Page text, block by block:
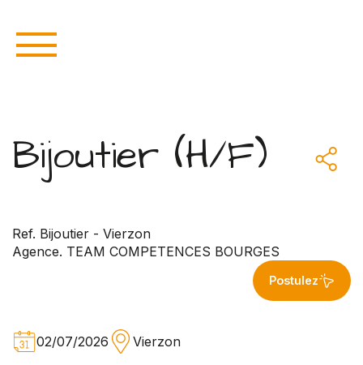
Bijoutier (H/F)
Ref. Bijoutier - Vierzon
Agence. TEAM COMPETENCES BOURGES
Postulez
02/07/2026 Vierzon